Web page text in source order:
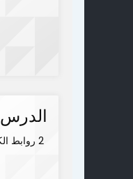
2 روابط الكترونية